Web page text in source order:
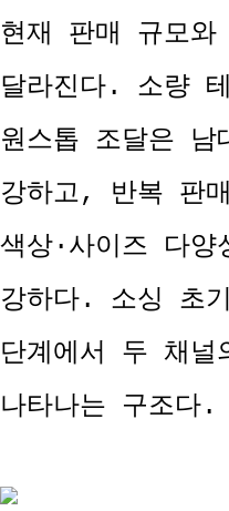
현재 판매 규모
달라진다. 소량
원스톱 조달은 남
강하고, 반복 판
색상·사이즈 다양
강하다. 소싱 초
단계에서 두 채널
나타나는 구조다.